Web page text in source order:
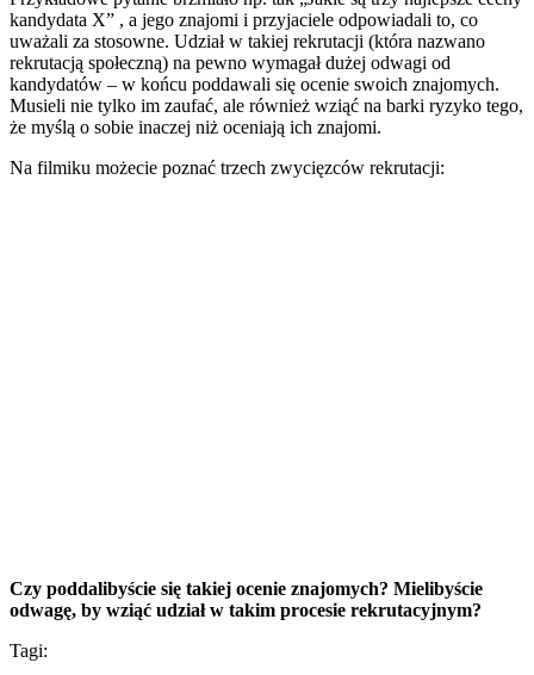
kandydata X” , a jego znajomi i przyjaciele odpowiadali to, co
uważali za stosowne. Udział w takiej rekrutacji (która nazwano
rekrutacją społeczną) na pewno wymagał dużej odwagi od
kandydatów – w końcu poddawali się ocenie swoich znajomych.
Musieli nie tylko im zaufać, ale również wziąć na barki ryzyko tego,
że myślą o sobie inaczej niż oceniają ich znajomi.
Na filmiku możecie poznać trzech zwycięzców rekrutacji:
Czy poddalibyście się takiej ocenie znajomych? Mielibyście
odwagę, by wziąć udział w takim procesie rekrutacyjnym?
Tagi: